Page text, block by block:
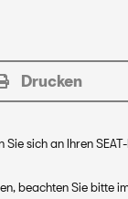
Drucken
sich an Ihren
beachten Sie bitte